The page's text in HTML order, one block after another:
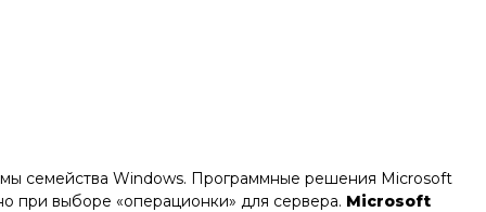
семейства Windows. Программные решения Microsoft
при выборе «операционки» для сервера. Microsoft